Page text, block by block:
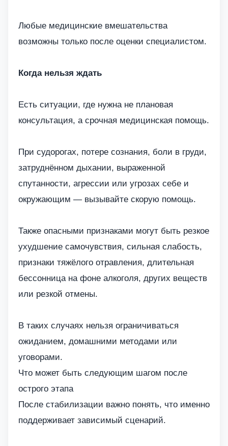
Любые медицинские вмешательства
возможны только после оценки специалистом.
Когда нельзя ждать
Есть ситуации, где нужна не плановая
консультация, а срочная медицинская помощь.
При судорогах, потере сознания, боли в груди,
затруднённом дыхании, выраженной
спутанности, агрессии или угрозах себе и
окружающим — вызывайте скорую помощь.
Также опасными признаками могут быть резкое
ухудшение самочувствия, сильная слабость,
признаки тяжёлого отравления, длительная
бессонница на фоне алкоголя, других веществ
или резкой отмены.
В таких случаях нельзя ограничиваться
ожиданием, домашними методами или
уговорами.
Что может быть следующим шагом после
острого этапа
После стабилизации важно понять, что именно
поддерживает зависимый сценарий.